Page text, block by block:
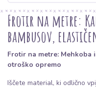
Frotir na metre:
bambusov,
Frotir na metre: Mehkoba
otroško opremo
Iščete material, ki odlično